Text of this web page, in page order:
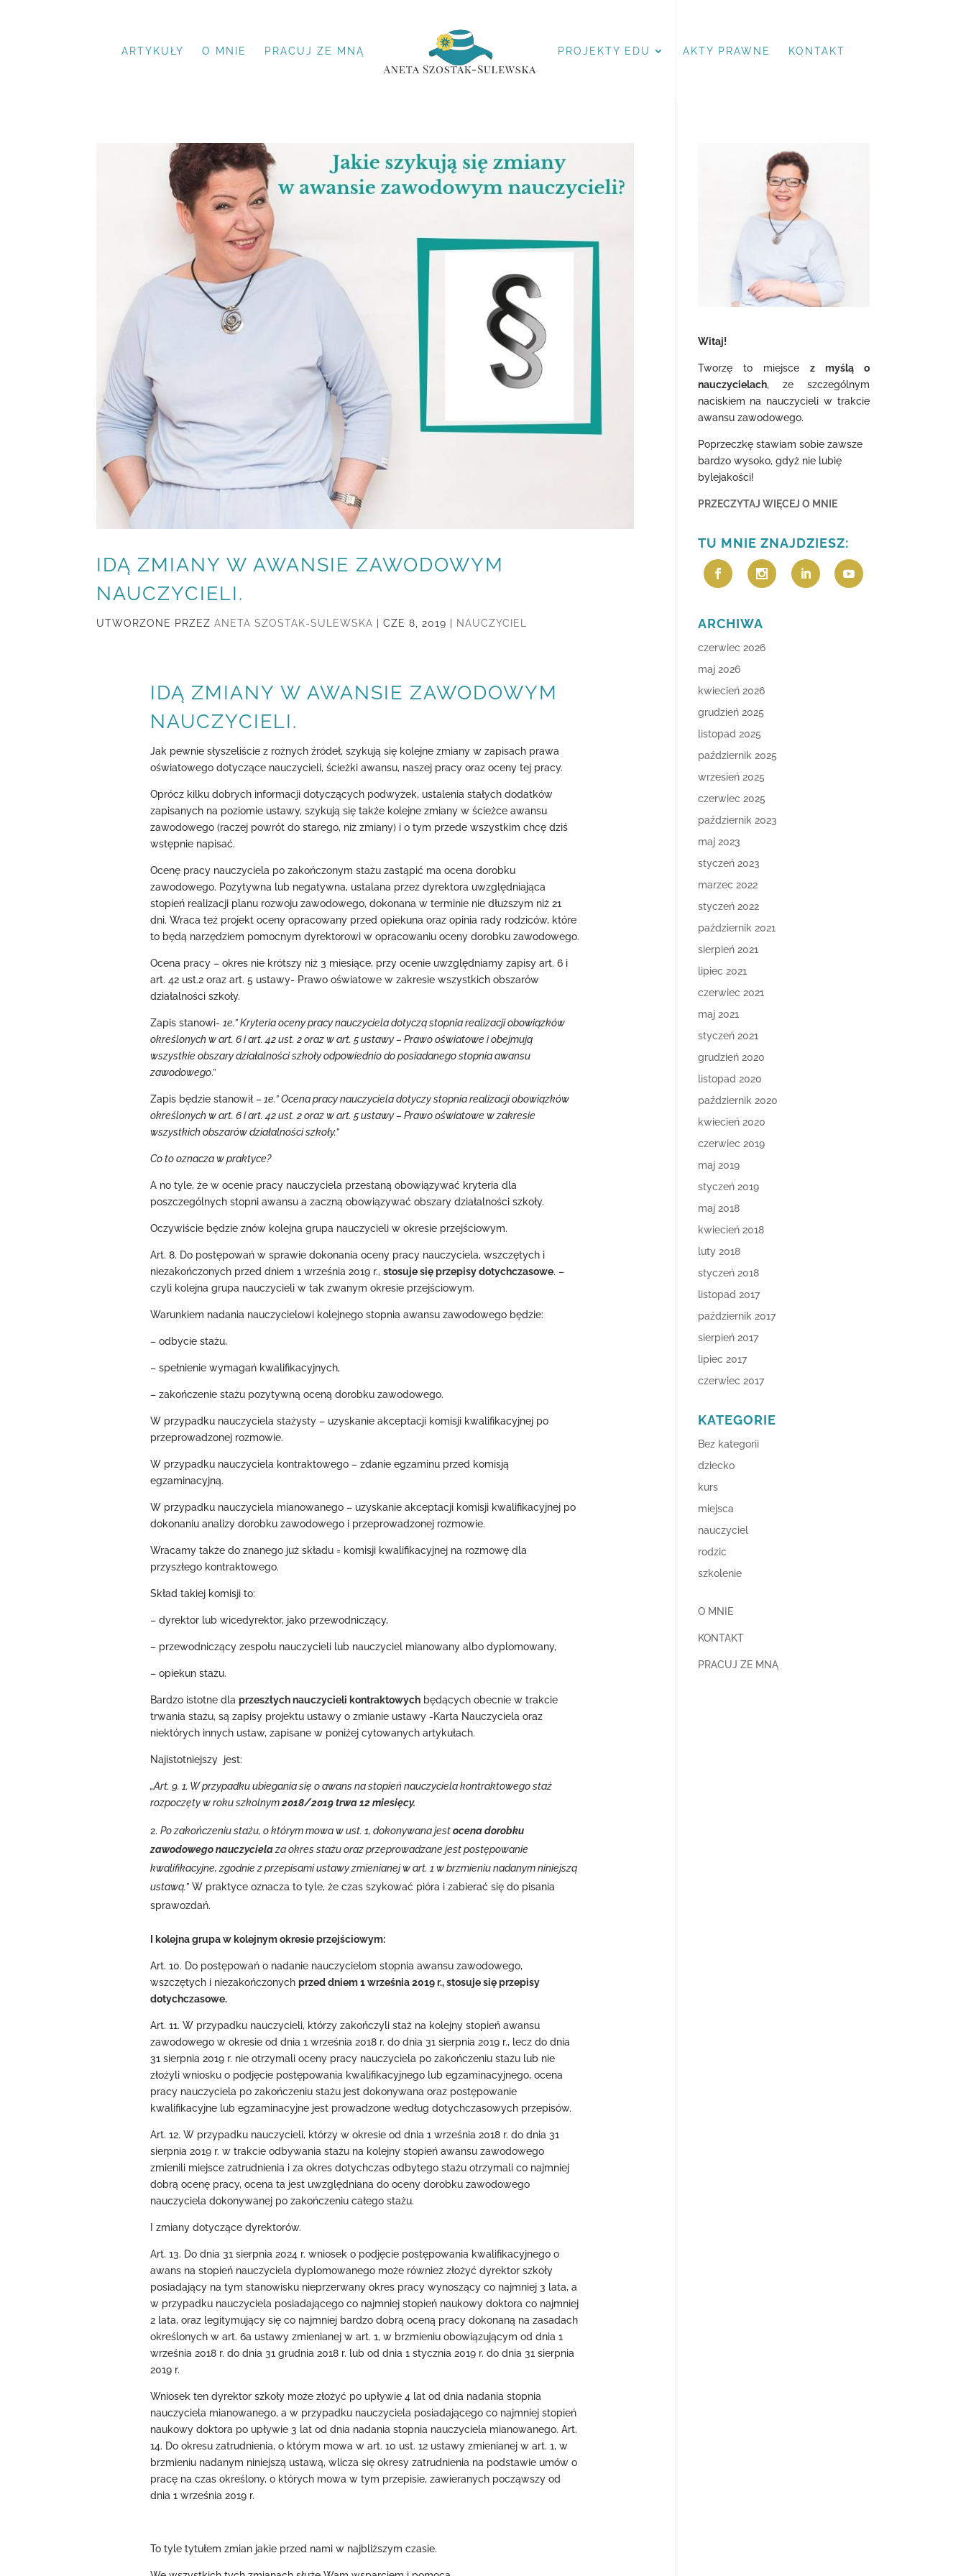
ARTYKUŁY O MNIE PRACUJ ZE MNĄ PROJEKTY EDU AKTY PRAWNE KONTAKT
IDĄ ZMIANY W AWANSIE ZAWODOWYM
NAUCZYCIELI.
UTWORZONE PRZEZANETA SZOSTAK-SULEWSKA |CZE 8, 2019 | NAUCZYCIEL
IDĄ ZMIANY W AWANSIE ZAWODOWYM
NAUCZYCIELI.
Jak pewnie słyszeliście z rożnych źródeł, szykują się kolejne zmiany w zapisach prawa
oświatowego dotyczące nauczycieli, ścieżki awansu, naszej pracy oraz oceny tej pracy.
Oprócz kilku dobrych informacji dotyczących podwyżek, ustalenia stałych dodatków
zapisanych na poziomie ustawy, szykują się także kolejne zmiany w ścieżce awansu
zawodowego (raczej powrót do starego, niż zmiany) i o tym przede wszystkim chcę dziś
wstępnie napisać.
Ocenę pracy nauczyciela po zakończonym stażu zastąpić ma ocena dorobku
zawodowego. Pozytywna lub negatywna, ustalana przez dyrektora uwzględniająca
stopień realizacji planu rozwoju zawodowego, dokonana w terminie nie dłuższym niż 21
dni. Wraca też projekt oceny opracowany przed opiekuna oraz opinia rady rodziców, które
to będą narzędziem pomocnym dyrektorowi w opracowaniu oceny dorobku zawodowego.
Ocena pracy – okres nie krótszy niż 3 miesiące, przy ocenie uwzględniamy zapisy art. 6 i
art. 42 ust.2 oraz art. 5 ustawy- Prawo oświatowe w zakresie wszystkich obszarów
działalności szkoły.
Zapis stanowi-1e.” Kryteria oceny pracy nauczyciela dotyczą stopnia realizacji obowiązków
określonych w art. 6 i art. 42 ust. 2 oraz w art. 5 ustawy – Prawo oświatowe i obejmują
wszystkie obszary działalności szkoły odpowiednio do posiadanego stopnia awansu
zawodowego.”
Zapis będzie stanowił –1e.” Ocena pracy nauczyciela dotyczy stopnia realizacji obowiązków
określonych w art. 6 i art. 42 ust. 2 oraz w art. 5 ustawy – Prawo oświatowe w zakresie
wszystkich obszarów działalności szkoły.”
Co to oznacza w praktyce?
A no tyle, że w ocenie pracy nauczyciela przestaną obowiązywać kryteria dla
poszczególnych stopni awansu a zaczną obowiązywać obszary działalności szkoły.
Oczywiście będzie znów kolejna grupa nauczycieli w okresie przejściowym.
Art. 8. Do postępowań w sprawie dokonania oceny pracy nauczyciela, wszczętych i
niezakończonych przed dniem 1 września 2019 r.,stosuje się przepisy dotychczasowe. –
czyli kolejna grupa nauczycieli w tak zwanym okresie przejściowym.
Warunkiem nadania nauczycielowi kolejnego stopnia awansu zawodowego będzie:
– odbycie stażu,
– spełnienie wymagań kwalifikacyjnych,
– zakończenie stażu pozytywną oceną dorobku zawodowego.
W przypadku nauczyciela stażysty – uzyskanie akceptacji komisji kwalifikacyjnej po
przeprowadzonej rozmowie.
W przypadku nauczyciela kontraktowego – zdanie egzaminu przed komisją
egzaminacyjną.
W przypadku nauczyciela mianowanego – uzyskanie akceptacji komisji kwalifikacyjnej po
dokonaniu analizy dorobku zawodowego i przeprowadzonej rozmowie.
Wracamy także do znanego już składu = komisji kwalifikacyjnej na rozmowę dla
przyszłego kontraktowego.
Skład takiej komisji to:
– dyrektor lub wicedyrektor, jako przewodniczący,
– przewodniczący zespołu nauczycieli lub nauczyciel mianowany albo dyplomowany,
– opiekun stażu.
Bardzo istotne dlaprzeszłych nauczycieli kontraktowych będących obecnie w trakcie
trwania stażu, są zapisy projektu ustawy o zmianie ustawy -Karta Nauczyciela oraz
niektórych innych ustaw, zapisane w poniżej cytowanych artykułach.
Najistotniejszy jest:
„Art. 9. 1. W przypadku ubiegania się o awans na stopień nauczyciela kontraktowego staż
rozpoczęty w roku szkolnym2018/2019 trwa 12 miesięcy.
Po zakończeniu stażu, o którym mowa w ust. 1, dokonywana jestocena dorobku
zawodowego nauczycielaza okres stażu oraz przeprowadzane jest postępowanie
kwalifikacyjne, zgodnie z przepisami ustawy zmienianej w art. 1 w brzmieniu nadanym niniejszą
ustawą.” W praktyce oznacza to tyle, że czas szykować pióra i zabierać się do pisania
sprawozdań.
I kolejna grupa w kolejnym okresie przejściowym:
Art. 10. Do postępowań o nadanie nauczycielom stopnia awansu zawodowego,
wszczętych i niezakończonychprzed dniem 1 września 2019 r., stosuje się przepisy
dotychczasowe.
Art. 11. W przypadku nauczycieli, którzy zakończyli staż na kolejny stopień awansu
zawodowego w okresie od dnia 1 września 2018 r. do dnia 31 sierpnia 2019 r., lecz do dnia
31 sierpnia 2019 r. nie otrzymali oceny pracy nauczyciela po zakończeniu stażu lub nie
złożyli wniosku o podjęcie postępowania kwalifikacyjnego lub egzaminacyjnego, ocena
pracy nauczyciela po zakończeniu stażu jest dokonywana oraz postępowanie
kwalifikacyjne lub egzaminacyjne jest prowadzone według dotychczasowych przepisów.
Art. 12. W przypadku nauczycieli, którzy w okresie od dnia 1 września 2018 r. do dnia 31
sierpnia 2019 r. w trakcie odbywania stażu na kolejny stopień awansu zawodowego
zmienili miejsce zatrudnienia i za okres dotychczas odbytego stażu otrzymali co najmniej
dobrą ocenę pracy, ocena ta jest uwzględniana do oceny dorobku zawodowego
nauczyciela dokonywanej po zakończeniu całego stażu.
I zmiany dotyczące dyrektorów.
Art. 13. Do dnia 31 sierpnia 2024 r. wniosek o podjęcie postępowania kwalifikacyjnego o
awans na stopień nauczyciela dyplomowanego może również złożyć dyrektor szkoły
posiadający na tym stanowisku nieprzerwany okres pracy wynoszący co najmniej 3 lata, a
w przypadku nauczyciela posiadającego co najmniej stopień naukowy doktora co najmniej
2 lata, oraz legitymujący się co najmniej bardzo dobrą oceną pracy dokonaną na zasadach
określonych w art. 6a ustawy zmienianej w art. 1, w brzmieniu obowiązującym od dnia 1
września 2018 r. do dnia 31 grudnia 2018 r. lub od dnia 1 stycznia 2019 r. do dnia 31 sierpnia
2019 r.
Wniosek ten dyrektor szkoły może złożyć po upływie 4 lat od dnia nadania stopnia
nauczyciela mianowanego, a w przypadku nauczyciela posiadającego co najmniej stopień
naukowy doktora po upływie 3 lat od dnia nadania stopnia nauczyciela mianowanego. Art.
14. Do okresu zatrudnienia, o którym mowa w art. 10 ust. 12 ustawy zmienianej w art. 1, w
brzmieniu nadanym niniejszą ustawą, wlicza się okresy zatrudnienia na podstawie umów o
pracę na czas określony, o których mowa w tym przepisie, zawieranych począwszy od
dnia 1 września 2019 r.
To tyle tytułem zmian jakie przed nami w najbliższym czasie.
Witaj!
Tworzę to miejsce z myślą o
nauczycielach, ze szczególnym
naciskiem na nauczycieli w trakcie
awansu zawodowego.
Poprzeczkę stawiam sobie zawsze
bardzo wysoko, gdyż nie lubię
bylejakości!
PRZECZYTAJ WIĘCEJ O MNIE
TU MNIE ZNAJDZIESZ:
ARCHIWA
czerwiec 2026
maj 2026
kwiecień 2026
grudzień 2025
listopad 2025
październik 2025
wrzesień 2025
czerwiec 2025
październik 2023
maj 2023
styczeń 2023
marzec 2022
styczeń 2022
październik 2021
sierpień 2021
lipiec 2021
czerwiec 2021
maj 2021
styczeń 2021
grudzień 2020
listopad 2020
październik 2020
kwiecień 2020
czerwiec 2019
maj 2019
styczeń 2019
maj 2018
kwiecień 2018
luty 2018
styczeń 2018
listopad 2017
październik 2017
sierpień 2017
lipiec 2017
czerwiec 2017
KATEGORIE
Bez kategorii
dziecko
kurs
miejsca
nauczyciel
rodzic
szkolenie
O MNIE
KONTAKT
PRACUJ ZE MNĄ